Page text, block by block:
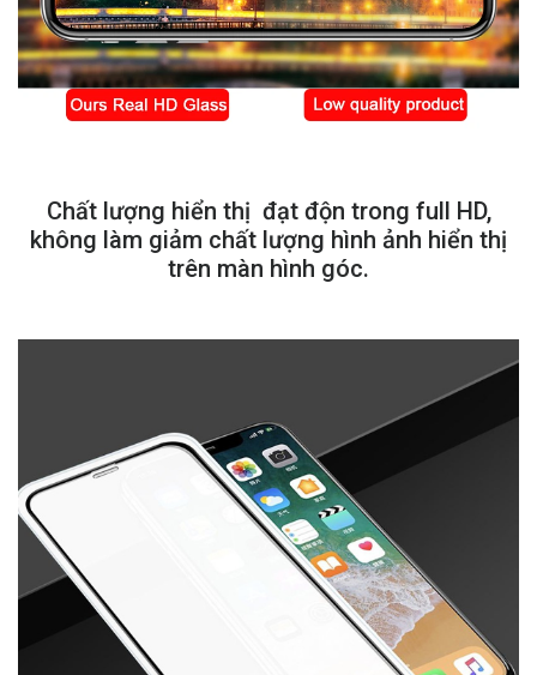
Chất lượng hiển thị đạt độn trong full HD,
không làm giảm chất lượng hình ảnh hiển thị
trên màn hình góc.